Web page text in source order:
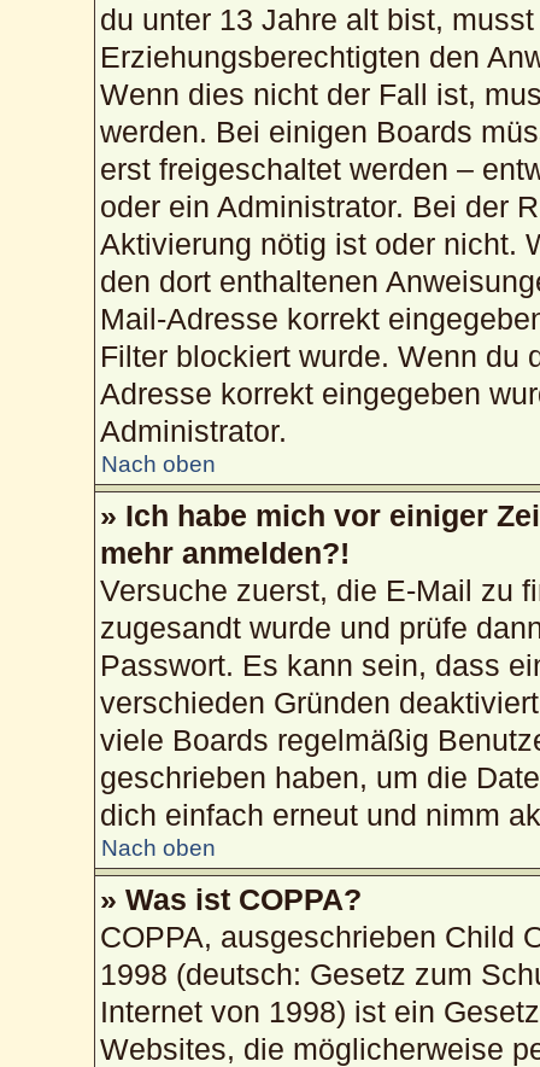
du unter 13 Jahre alt bist,
Erziehungsberechtigten den
Wenn dies nicht der Fall ist,
werden. Bei einigen Boards
erst freigeschaltet werden –
oder ein Administrator. Bei der
Aktivierung nötig ist oder nicht.
den dort enthaltenen
Mail-Adresse korrekt
Filter blockiert wurde. Wenn du
Adresse korrekt eingegeben
Administrator.
Nach oben
» Ich habe mich vor einiger
mehr anmelden?!
Versuche zuerst, die E-Mail zu
zugesandt wurde und prüfe
Passwort. Es kann sein, dass
verschieden Gründen
viele Boards regelmäßig
geschrieben haben, um die
dich einfach erneut und nimm
Nach oben
» Was ist COPPA?
COPPA, ausgeschrieben Child
1998 (deutsch: Gesetz zum
Internet von 1998) ist ein
Websites, die möglicherweise